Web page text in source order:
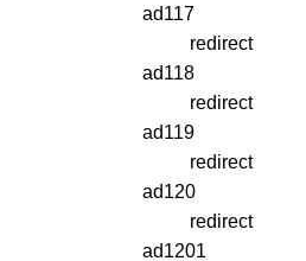
ad117
redirect
ad118
redirect
ad119
redirect
ad120
redirect
ad1201